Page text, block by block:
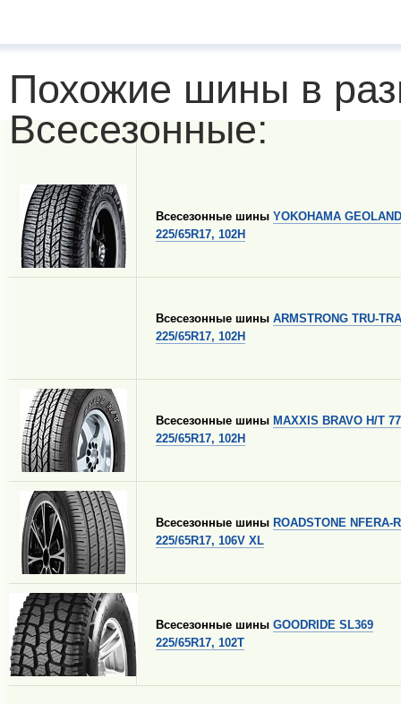
Похожие шины в
Всесезонные:
Всесезонные шины YOKOHAMA
225/65R17, 102H
Всесезонные шины ARMSTRONG TRU-
225/65R17, 102H
Всесезонные шины MAXXIS BRAVO H/T
225/65R17, 102H
Всесезонные шины ROADSTONE NFERA-
225/65R17, 106V XL
Всесезонные шины GOODRIDE SL369
225/65R17, 102T